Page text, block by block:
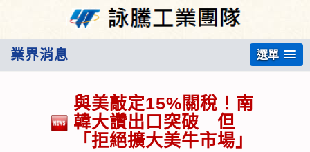
業界消息 選單
與美敲定15%關稅！南
韓大讚出口突破 但
「拒絕擴大美牛市場」